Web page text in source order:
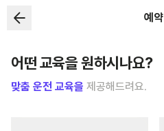
예약
어떤 교육을 원하시나요?
맞춤 운전 교육을 제공해드려요.